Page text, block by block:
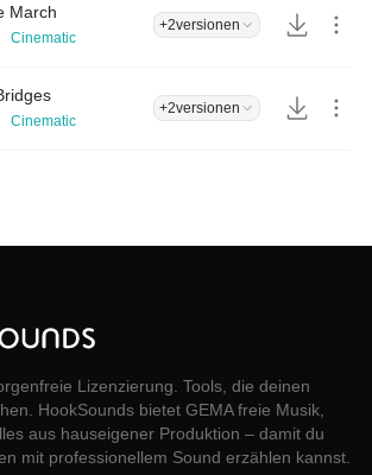
March
Cinematic
+2versionen
Cinematic
+2versionen
Lizenzierung. Tools, die deinen
HookSounds bietet GEMA freie Musik,
aus hauseigener Produktion – damit du
mit professionellem Sound erzählen kannst.